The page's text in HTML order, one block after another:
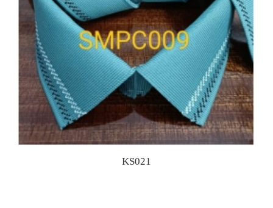
KS021